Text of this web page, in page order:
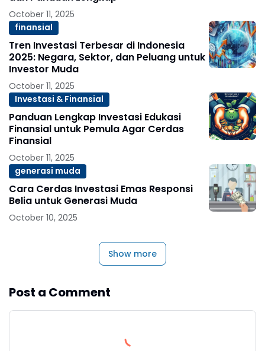
October 11, 2025
finansial
Tren Investasi Terbesar di Indonesia
2025: Negara, Sektor, dan Peluang untuk
Investor Muda
October 11, 2025
Investasi & Finansial
Panduan Lengkap Investasi Edukasi
Finansial untuk Pemula Agar Cerdas
Finansial
October 11, 2025
generasi muda
Cara Cerdas Investasi Emas Responsi
Belia untuk Generasi Muda
October 10, 2025
Show more
Post a Comment